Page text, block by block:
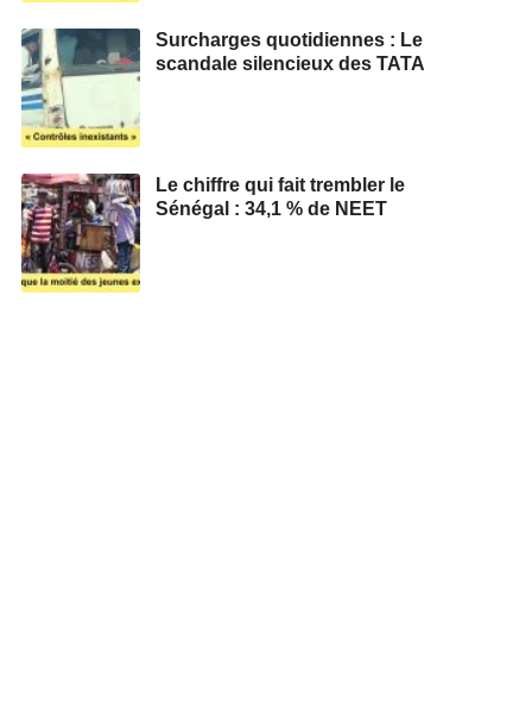
Surcharges quotidiennes : Le
scandale silencieux des TATA
Le chiffre qui fait trembler le
Sénégal : 34,1 % de NEET